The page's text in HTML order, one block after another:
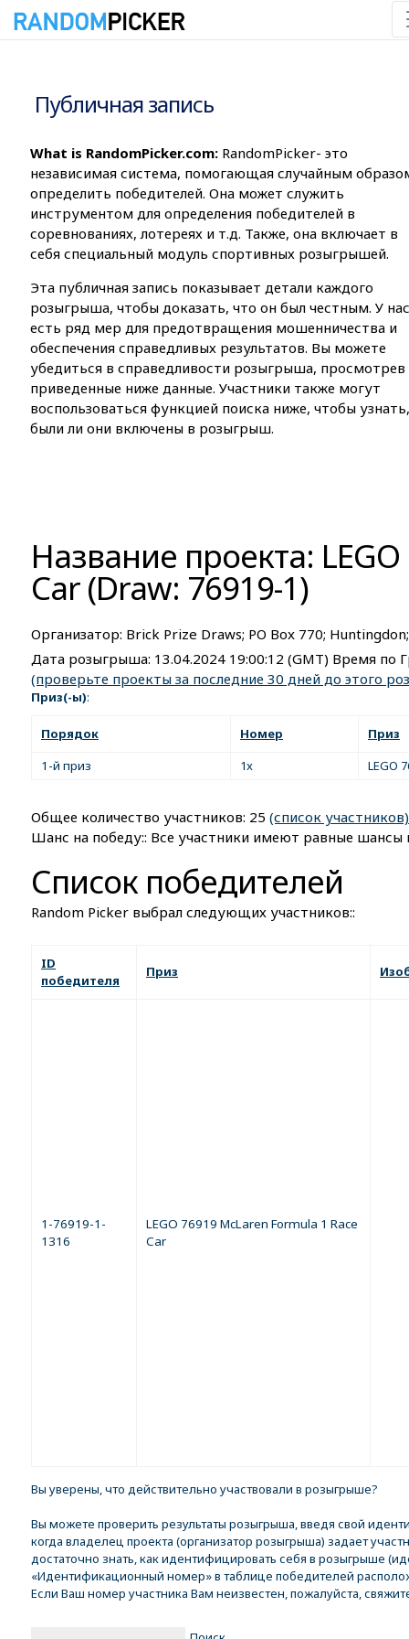
Публичная запись
What is RandomPicker.com: RandomPicker- это
независимая система, помогающая случайным
определить победителей. Она может служить
инструментом для определения победителей в
соревнованиях, лотереях и т.д. Также, она включает в
себя специальный модуль спортивных розыгрышей.
Эта публичная запись показывает детали каждого
розыгрыша, чтобы доказать, что он был честным. У нас
есть ряд мер для предотвращения мошенничества и
обеспечения справедливых результатов. Вы можете
убедиться в справедливости розыгрыша, просмотрев
приведенные ниже данные. Участники также могут
воспользоваться функцией поиска ниже, чтобы узнать,
были ли они включены в розыгрыш.
Название проекта:
Car (Draw: 76919-1)
Организатор: Brick Prize Draws; PO Box 770;
Дата розыгрыша: 13.04.2024 19:00:12 (GMT) Время по
(проверьте проекты за последние 30 дней до этого
Приз(-ы):
Порядок Номер
Приз
1-й приз
1x LEGO
Общее количество участников: 25 (список участников)
Шанс на победу:: Все участники имеют равные шансы
Список победителей
Random Picker выбрал следующих участников::
ID
победителя
Приз
1-76919-1-
1316
LEGO 76919 McLaren Formula 1 Race
Car
Вы уверены, что действительно участвовали в розыгрыше?
Вы можете проверить результаты розыгрыша, введя свой
когда владелец проекта (организатор розыгрыша) задает
достаточно знать, как идентифицировать себя в розыгрыше
«Идентификационный номер» в таблице победителей
Если Ваш номер участника Вам неизвестен, пожалуйста,